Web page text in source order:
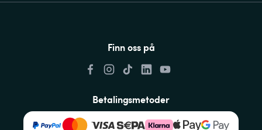
Finn oss på
Betalingsmetoder